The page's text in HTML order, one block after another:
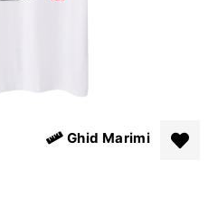
Ghid Marimi